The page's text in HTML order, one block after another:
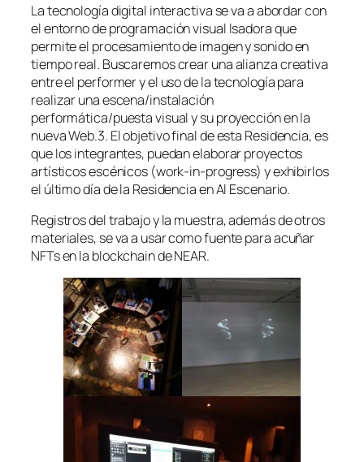
La tecnología digital interactiva se va a abordar con
el entorno de programación visual Isadora que
permite el procesamiento de imagen y sonido en
tiempo real. Buscaremos crear una alianza creativa
entre el performer y el uso de la tecnología para
realizar una escena/instalación
performática/puesta visual y su proyección en la
nueva Web.3. El objetivo final de esta Residencia, es
que los integrantes, puedan elaborar proyectos
artísticos escénicos (work-in-progress) y exhibirlos
el último día de la Residencia en Al Escenario.
Registros del trabajo y la muestra, además de otros
materiales, se va a usar como fuente para acuñar
NFTs en la blockchain de NEAR.